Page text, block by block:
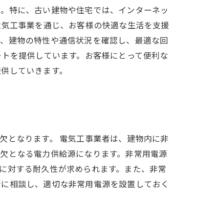
特に、古い建物や住宅では、インターネッ
工事業を通じ、お客様の快適な生活を支援
建物の特性や通信状況を確認し、最適な回
を提供しています。お客様にとって便利な
していきます。
となります。 電気工事業者は、建物内に非
となる電力供給源になります。非常用電源
対する耐久性が求められます。また、非常
相談し、適切な非常用電源を設置しておく